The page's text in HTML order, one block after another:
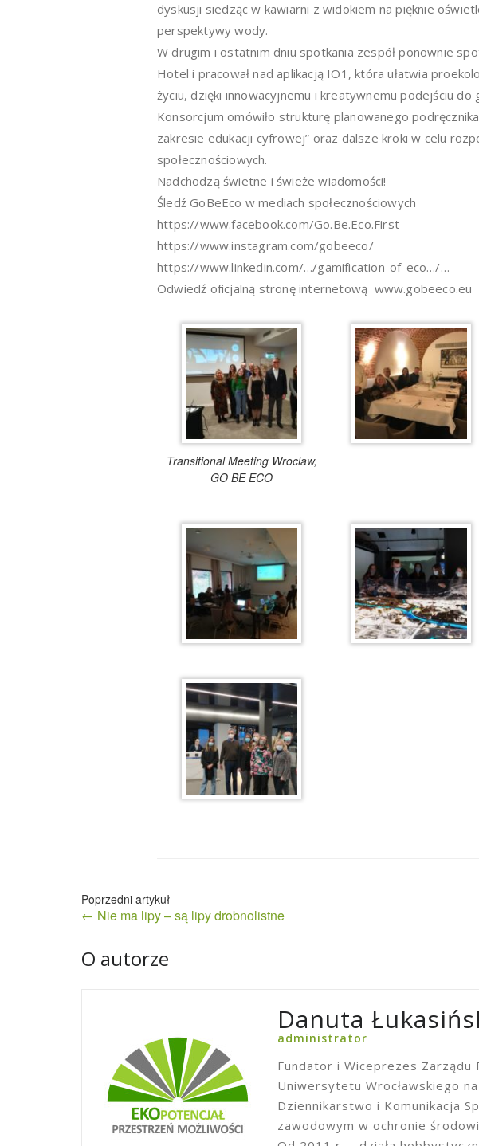
dyskusji siedząc w kawiarni z widokiem na pięknie
perspektywy wody.
W drugim i ostatnim dniu spotkania zespół ponownie
Hotel i pracował nad aplikacją IO1, która ułatwia
życiu, dzięki innowacyjnemu i kreatywnemu podejściu
Konsorcjum omówiło strukturę planowanego
zakresie edukacji cyfrowej” oraz dalsze kroki w celu
społecznościowych.
Nadchodzą świetne i świeże wiadomości!
Śledź GoBeEco w mediach społecznościowych
https://www.facebook.com/Go.Be.Eco.First
https://www.instagram.com/gobeeco/
https://www.linkedin.com/…/gamification-of-eco…/…
Odwiedź oficjalną stronę internetową www.gobeeco.eu
Transitional Meeting Wroclaw,
GO BE ECO
Nawigacja
wpisu
← Nie ma lipy – są lipy drobnolistne
O autorze
Danuta
administrator
Fundator i Wiceprezes Zarządu
Uniwersytetu Wrocławskiego
Dziennikarstwo i Komunikacja
zawodowym w ochronie